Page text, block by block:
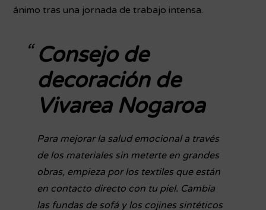
ánimo tras una jornada de trabajo intensa.
Consejo de
decoración de
Vivarea Nogaroa
Para mejorar la salud emocional a través
de los materiales sin meterte en grandes
obras, empieza por los textiles que están
en contacto directo con tu piel. Cambia
las fundas de sofá y los cojines sintéticos